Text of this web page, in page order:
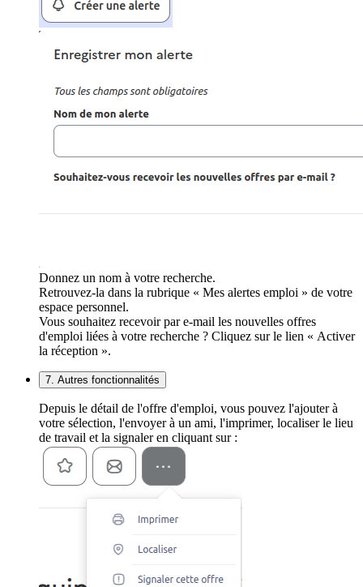
Donnez un nom à votre recherche.
Retrouvez-la dans la rubrique « Mes alertes emploi » de votre
espace personnel.
Vous souhaitez recevoir par e-mail les nouvelles offres
d'emploi liées à votre recherche ? Cliquez sur le lien « Activer
la réception ».
7. Autres fonctionnalités
Depuis le détail de l'offre d'emploi, vous pouvez l'ajouter à
votre sélection, l'envoyer à un ami, l'imprimer, localiser le lieu
de travail et la signaler en cliquant sur :